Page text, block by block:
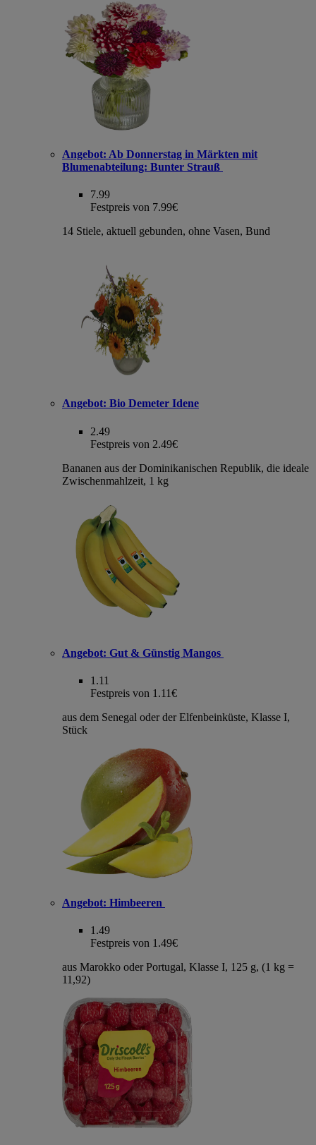
Angebot: Ab Donnerstag in Märkten mit
Blumenabteilung: Bunter Strauß
7.99
Festpreis von 7.99€
14 Stiele, aktuell gebunden, ohne Vasen, Bund
Angebot: Bio Demeter Idene
2.49
Festpreis von 2.49€
Bananen aus der Dominikanischen Republik, die ideale
Zwischenmahlzeit, 1 kg
Angebot: Gut & Günstig Mangos
1.11
Festpreis von 1.11€
aus dem Senegal oder der Elfenbeinküste, Klasse I,
Stück
Angebot: Himbeeren
1.49
Festpreis von 1.49€
aus Marokko oder Portugal, Klasse I, 125 g, (1 kg =
11,92)